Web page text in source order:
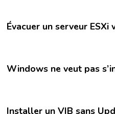
Évacuer un serveur ESXi
Windows ne veut pas
Installer un VIB sans